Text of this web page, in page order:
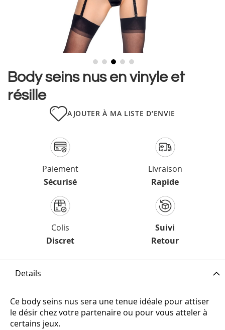
Skip
the
beginning
Body seins nus en vinyle et
résille
AJOUTER À MA LISTE D’ENVIE
Paiement
Sécurisé
Livraison
Rapide
Colis
Discret
Suivi
Retour
Details
Ce body seins nus sera une tenue idéale pour attiser
le désir chez votre partenaire ou pour vous atteler à
certains jeux.